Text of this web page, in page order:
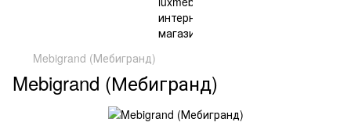
Mebigrand (Мебигранд)
Mebigrand (Мебигранд)